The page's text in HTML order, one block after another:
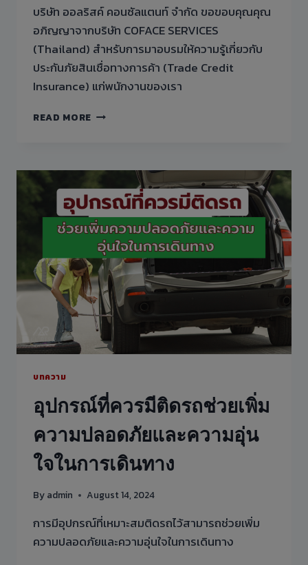
ริ
คอน
ซัล
แตน
จำกัด
บริษัท ออลริสค์ คอนซัลแตนท์ จำกัด ขอขอบคุณคุณ
อภิญญาจากบริษัท COFACE SERVICES
(Thailand) สำหรับการมาอบรมให้ความรู้เกี่ยวกับ
ประกันภัยสินเชื่อทางการค้า (Trade Credit
Insurance) แก่พนักงานของเรา
READ MORE คุณ
COFACE
SERVICES
(THAILAND)
ได้
ให้
เกีย
รมา
อบรม
ให้
ความ
รู้
เกี่ยว
กับ
เชื่อ
ค้า
CREDIT
แก่
พนักงาน
บริษัท
ออ
ล
บทความ
อุปกรณ์ที่ควรมีติดรถช่วยเพิ่ม
ความปลอดภัยและความอุ่น
ใจในการเดินทาง
By admin August 14, 2024
การมีอุปกรณ์ที่เหมาะสมติดรถไว้สามารถช่วยเพิ่ม
ความปลอดภัยและความอุ่นใจในการเดินทาง